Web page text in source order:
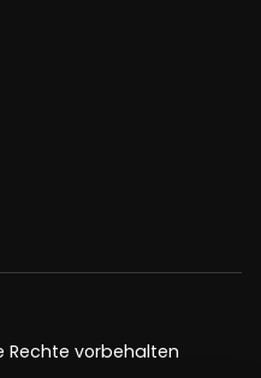
Rechte vorbehalten